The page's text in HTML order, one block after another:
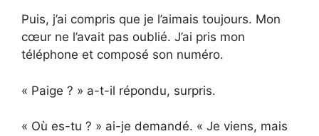
Puis, j’ai compris que je l’aimais toujours. Mon
cœur ne l’avait pas oublié. J’ai pris mon
téléphone et composé son numéro.
« Paige ? » a-t-il répondu, surpris.
« Où es-tu ? » ai-je demandé. « Je viens, mais